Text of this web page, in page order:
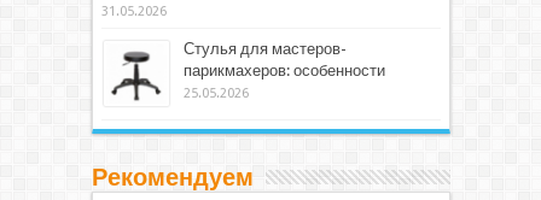
31.05.2026
Стулья для мастеров-
парикмахеров: особенности
25.05.2026
Рекомендуем